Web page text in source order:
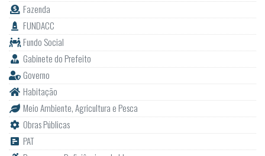
Fazenda
FUNDACC
Fundo Social
Gabinete do Prefeito
Governo
Habitação
Meio Ambiente, Agricultura e Pesca
Obras Públicas
PAT